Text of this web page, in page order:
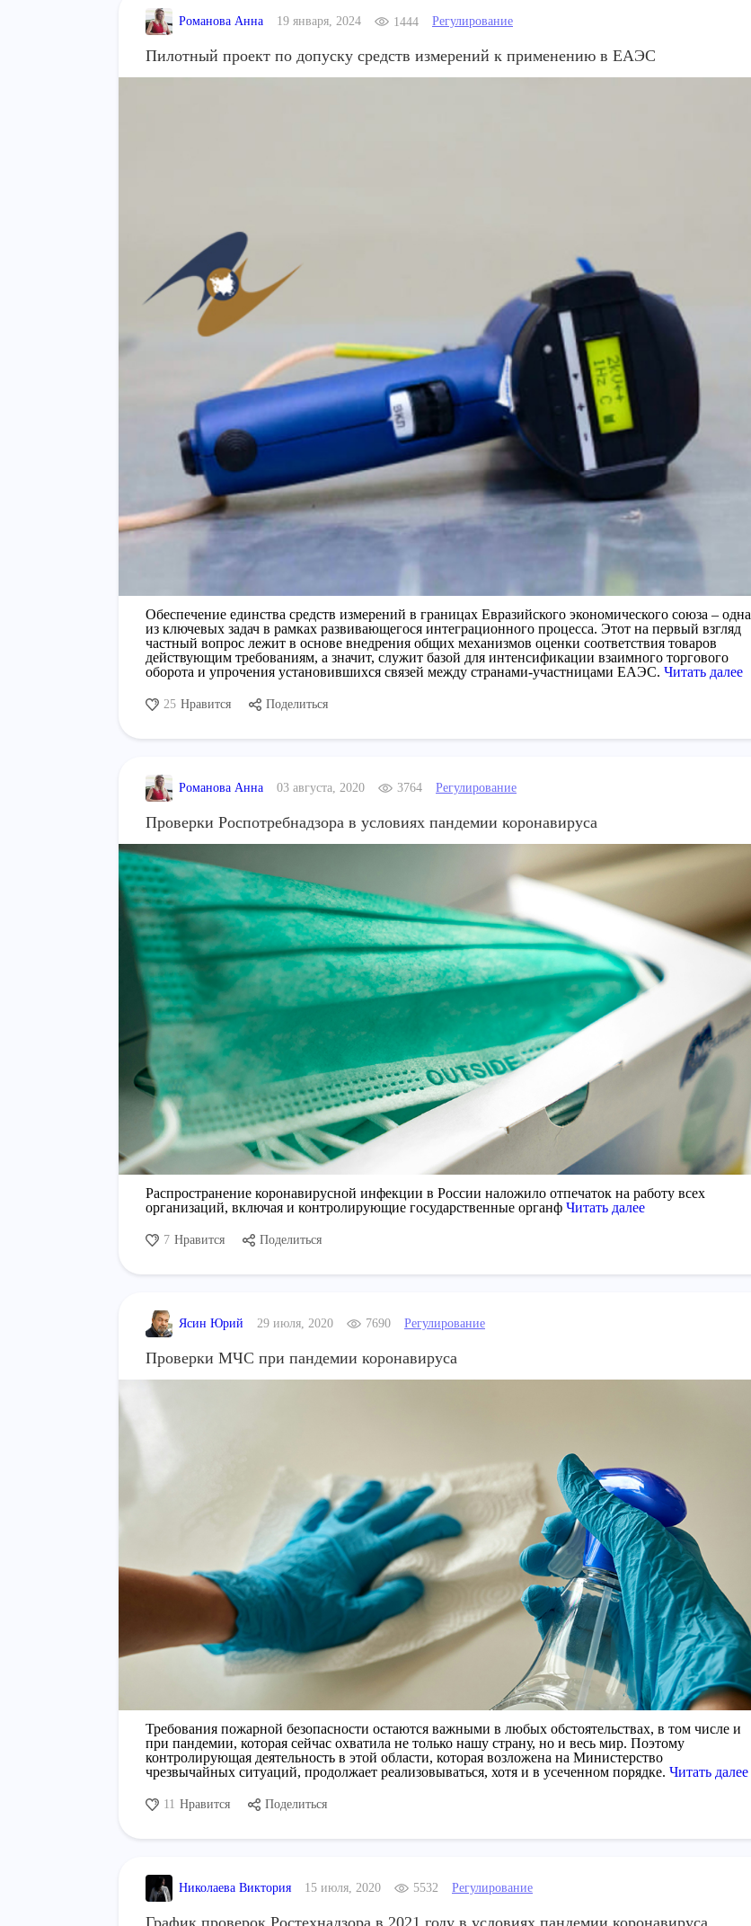
Романова Анна 19 января, 2024 1444 Регулирование
Пилотный проект по допуску средств измерений к применению в ЕАЭС
Обеспечение единства средств измерений в границах Евразийского экономического союза – одна
из ключевых задач в рамках развивающегося интеграционного процесса. Этот на первый взгляд
частный вопрос лежит в основе внедрения общих механизмов оценки соответствия товаров
действующим требованиям, а значит, служит базой для интенсификации взаимного торгового
оборота и упрочения установившихся связей между странами-участницами ЕАЭС. Читать далее
25 Нравится Поделиться
Романова Анна 03 августа, 2020 3764 Регулирование
Проверки Роспотребнадзора в условиях пандемии коронавируса
Распространение коронавирусной инфекции в России наложило отпечаток на работу всех
организаций, включая и контролирующие государственные органф Читать далее
7 Нравится Поделиться
Ясин Юрий 29 июля, 2020 7690 Регулирование
Проверки МЧС при пандемии коронавируса
Требования пожарной безопасности остаются важными в любых обстоятельствах, в том числе и
при пандемии, которая сейчас охватила не только нашу страну, но и весь мир. Поэтому
контролирующая деятельность в этой области, которая возложена на Министерство
чрезвычайных ситуаций, продолжает реализовываться, хотя и в усеченном порядке. Читать далее
11 Нравится Поделиться
Николаева Виктория 15 июля, 2020 5532 Регулирование
График проверок Ростехнадзора в 2021 году в условиях пандемии коронавируса